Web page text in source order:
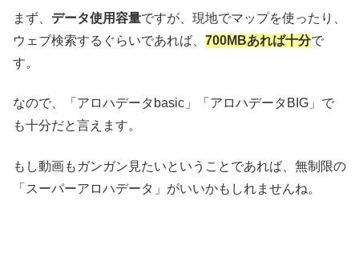
まず、 データ使用容量ですが、現地でマップを使ったり、
ウェブ検索するぐらいであれば、 700MBあれば十分で
す。
なので、「アロハデータbasic」「アロハデータBIG」で
も十分だと言えます。
もし動画もガンガン見たいということであれば、無制限の
「スーパーアロハデータ」がいいかもしれませんね。